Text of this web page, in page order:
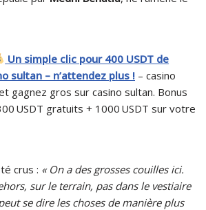
Un simple clic pour 400 USDT de
sultan – n’attendez plus ! – casino
gagnez gros sur casino sultan. Bonus
USDT gratuits + 1000 USDT sur votre
crus : « On a des grosses couilles ici.
sur le terrain, pas dans le vestiaire
se dire les choses de manière plus